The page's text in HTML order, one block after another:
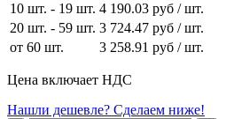
10 шт. - 19 шт. 4 190.03 руб / шт.
20 шт. - 59 шт. 3 724.47 руб / шт.
от 60 шт.
3 258.91 руб / шт.
Цена включает НДС
Нашли дешевле? Сделаем ниже!